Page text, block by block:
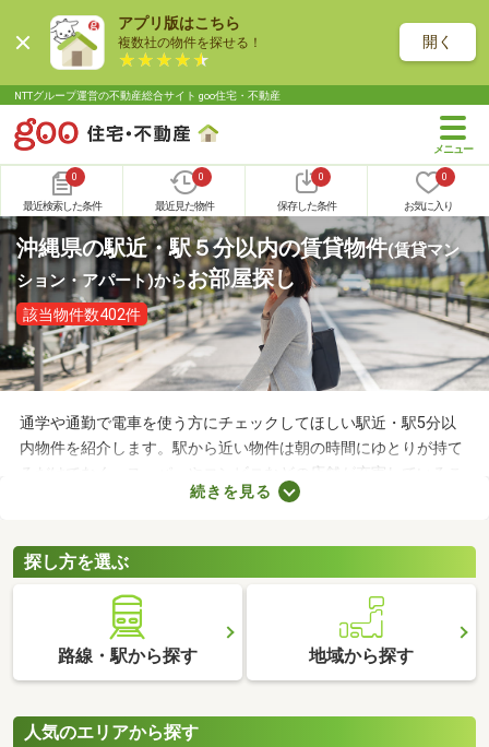
アプリ版はこちら
複数社の物件を探せる！ 開く
NTTグループ運営の不動産総合サイト goo住宅・不動産
0
最近検索した条件
0
最近見た物件
0
保存した条件
0
お気に入り
沖縄県の駅近・駅５分以内の賃貸物件(賃貸マン
ション・アパート)からお部屋探し
該当物件数402件
通学や通勤で電車を使う方にチェックしてほしい駅近・駅5分以
内物件を紹介します。駅から近い物件は朝の時間にゆとりが持て
るだけでなく、スーパーやコンビニなどの店舗が充実しているこ
とも魅力。物件数も多いので、間取りや家賃などから自由に選べ
ょう。
続きを見る
探し方を選ぶ
路線・駅から探す 地域から探す
人気のエリアから探す